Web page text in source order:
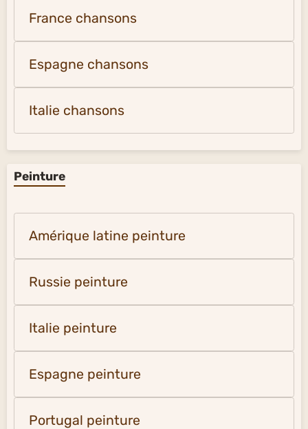
France chansons
Espagne chansons
Italie chansons
Peinture
Amérique latine peinture
Russie peinture
Italie peinture
Espagne peinture
Portugal peinture